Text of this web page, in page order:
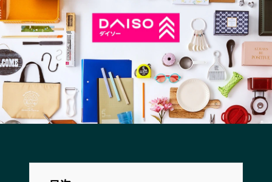
岡山エリア
広島エリア
山口エリア
徳島エリア
香川エリア
愛媛エリア
高知エリア
福岡エリア
佐賀エリア
長崎エリア
熊本エリア
大分エリア
宮崎エリア
鹿児島エリア